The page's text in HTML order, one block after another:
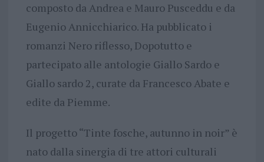
composto da Andrea e Mauro Pusceddu e da
Eugenio Annicchiarico. Ha pubblicato i
romanzi Nero riflesso, Dopotutto e
partecipato alle antologie Giallo Sardo e
Giallo sardo 2, curate da Francesco Abate e
edite da Piemme.
Il progetto “Tinte fosche, autunno in noir” è
nato dalla sinergia di tre attori culturali